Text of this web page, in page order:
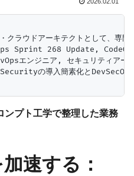
ウドアーキテクトとして、専門
Sprint 268 Update,
ンジニア, セキュリティアー
の導入簡素化とDevSecOps
ンプト工学で整理した業務
速する：